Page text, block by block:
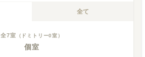
全て
全7室 （ドミトリー0室）
個室